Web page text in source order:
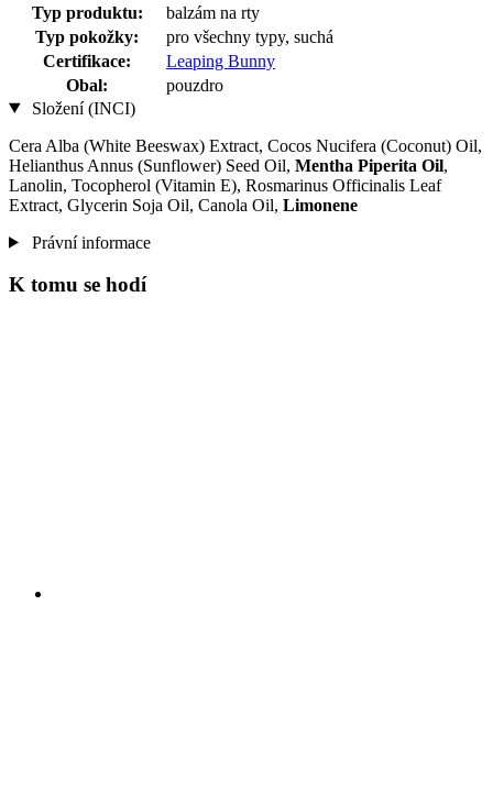
Typ produktu:
balzám na rty
Typ pokožky:
pro všechny typy, suchá
Certifikace:
Leaping Bunny
Obal:
pouzdro
Složení (INCI)
Cera Alba (White Beeswax) Extract, Cocos Nucifera (Coconut) Oil,
Helianthus Annus (Sunflower) Seed Oil, Mentha Piperita Oil,
Lanolin, Tocopherol (Vitamin E), Rosmarinus Officinalis Leaf
Extract, Glycerin Soja Oil, Canola Oil, Limonene
Právní informace
K tomu se hodí